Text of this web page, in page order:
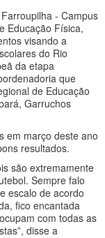
- Campus
Educação Física,
visando a
do Rio
da etapa
que
de Educação
Garruchos
em março deste ano
resultados.
são extremamente
Sempre falo
escalo de acordo
fico encantada
com todas as
disse a